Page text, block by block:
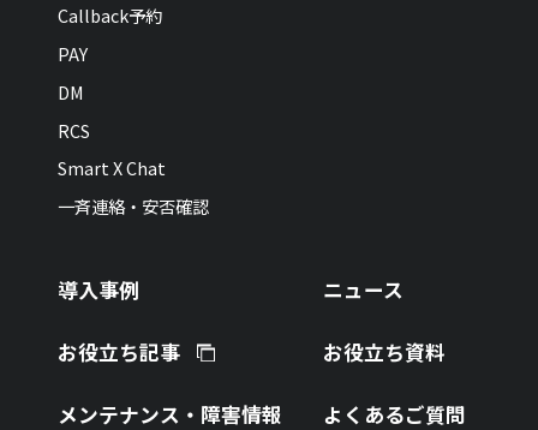
Callback予約
PAY
DM
RCS
Smart X Chat
一斉連絡・安否確認
導入事例 ニュース
お役立ち記事 お役立ち資料
メンテナンス・障害情報 よくあるご質問